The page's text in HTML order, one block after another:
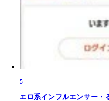
5
エロ系インフルエンサー